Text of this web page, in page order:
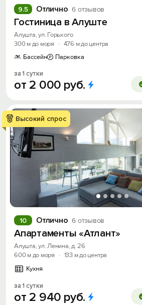
Отлично 6 отзывов
9.5
Гостиница в Алуште
Алушта, ул. Горького
300 м до моря
· 476 м до центра
Бассейн
Парковка
за 1 сутки
от 2 000 руб.
Высокий спрос
Отлично 6 отзывов
10
Апартаменты «Атлант»
Алушта, ул. Ленина, д. 26
600 м до моря
· 133 м до центра
Кухня
за 1 сутки
от 2 940 руб.